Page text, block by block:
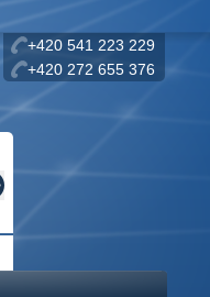
+420 541 223 229
+420 272 655 376